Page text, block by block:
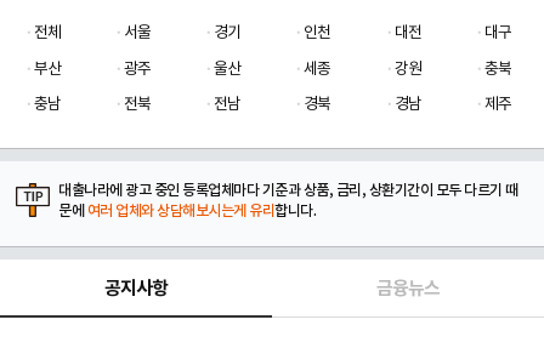
전체 서울 경기 인천 대전
대구
부산
광주 울산 세종 강원
충북
충남
전북 전남 경북 경남 제주
대출나라에 광고 중인 등록업체마다 기준과 상품, 금리, 상환기간이 모두 다르기 때
문에 여러 업체와 상담해보시는게 유리합니다.
공지사항 금융뉴스